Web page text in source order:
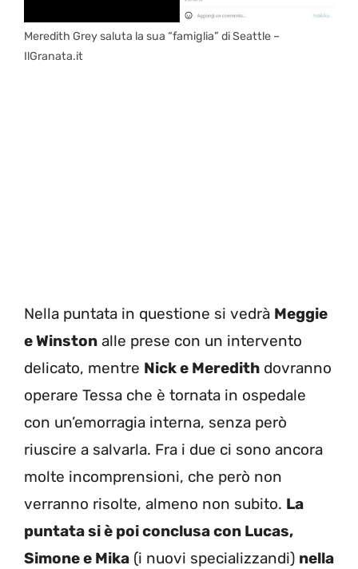
Meredith Grey saluta la sua “famiglia” di Seattle –
IlGranata.it
Nella puntata in questione si vedrà Meggie
e Winston alle prese con un intervento
delicato, mentre Nick e Meredith dovranno
operare Tessa che è tornata in ospedale
con un’emorragia interna, senza però
riuscire a salvarla. Fra i due ci sono ancora
molte incomprensioni, che però non
verranno risolte, almeno non subito. La
puntata si è poi conclusa con Lucas,
Simone e Mika (i nuovi specializzandi) nella